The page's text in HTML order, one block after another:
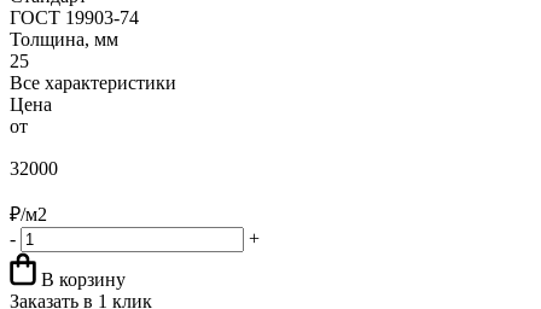
ГОСТ 19903-74
Толщина, мм
25
Все характеристики
Цена
от
32000
₽/м2
-
+
В корзину
Заказать в 1 клик